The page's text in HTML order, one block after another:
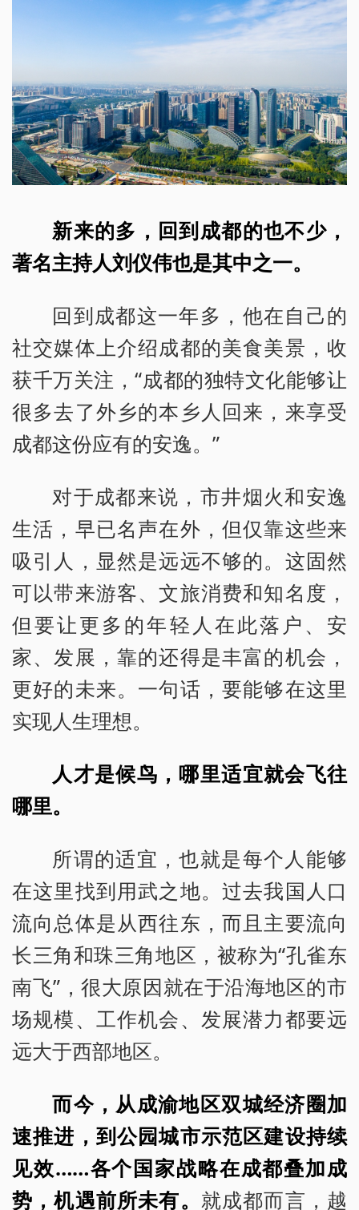
新来的多，回到成都的也不少，
著名主持人刘仪伟也是其中之一。
回到成都这一年多，他在自己的
社交媒体上介绍成都的美食美景，收
获千万关注，“成都的独特文化能够让
很多去了外乡的本乡人回来，来享受
成都这份应有的安逸。”
对于成都来说，市井烟火和安逸
生活，早已名声在外，但仅靠这些来
吸引人，显然是远远不够的。这固然
可以带来游客、文旅消费和知名度，
但要让更多的年轻人在此落户、安
家、发展，靠的还得是丰富的机会，
更好的未来。一句话，要能够在这里
实现人生理想。
人才是候鸟，哪里适宜就会飞往
哪里。
所谓的适宜，也就是每个人能够
在这里找到用武之地。过去我国人口
流向总体是从西往东，而且主要流向
长三角和珠三角地区，被称为“孔雀东
南飞”，很大原因就在于沿海地区的市
场规模、工作机会、发展潜力都要远
远大于西部地区。
而今，从成渝地区双城经济圈加
速推进，到公园城市示范区建设持续
见效……各个国家战略在成都叠加成
势，机遇前所未有。 就成都而言，越